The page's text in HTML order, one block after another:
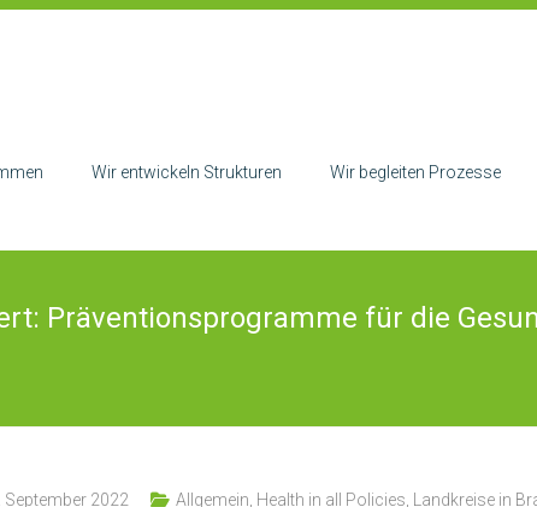
Wir entwickeln Strukturen Wir begleiten Prozesse
Präventionsprogramme für die
September 2022 Allgemein Health in all Policies Landkreise in